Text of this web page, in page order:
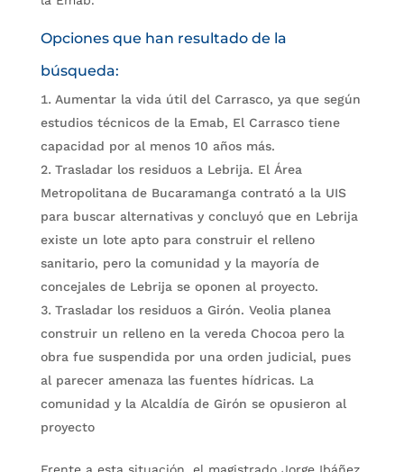
Opciones que han resultado de la
búsqueda:
Aumentar la vida útil del Carrasco, ya que según
estudios técnicos de la Emab, El Carrasco tiene
capacidad por al menos 10 años más.
Trasladar los residuos a Lebrija. El Área
Metropolitana de Bucaramanga contrató a la UIS
para buscar alternativas y concluyó que en Lebrija
existe un lote apto para construir el relleno
sanitario, pero la comunidad y la mayoría de
concejales de Lebrija se oponen al proyecto.
Trasladar los residuos a Girón. Veolia planea
construir un relleno en la vereda Chocoa pero la
obra fue suspendida por una orden judicial, pues
al parecer amenaza las fuentes hídricas. La
comunidad y la Alcaldía de Girón se opusieron al
proyecto
Frente a esta situación, el magistrado Jorge Ibáñez,